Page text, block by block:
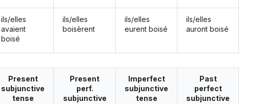
ils/elles
avaient
boisé
ils/elles
boisèrent
ils/elles
eurent boisé
ils/elles
auront boisé
Present
subjunctive
tense
Present
perf.
subjunctive
Imperfect
subjunctive
tense
Past
perfect
subjunctive